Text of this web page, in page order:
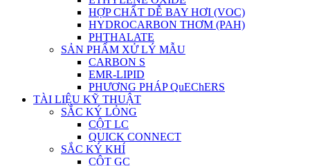
HỢP CHẤT DỄ BAY HƠI (VOC)
HYDROCARBON THƠM (PAH)
PHTHALATE
SẢN PHẨM XỬ LÝ MẪU
CARBON S
EMR-LIPID
PHƯƠNG PHÁP QuEChERS
TÀI LIỆU KỸ THUẬT
SẮC KÝ LỎNG
CỘT LC
QUICK CONNECT
SẮC KÝ KHÍ
CỘT GC